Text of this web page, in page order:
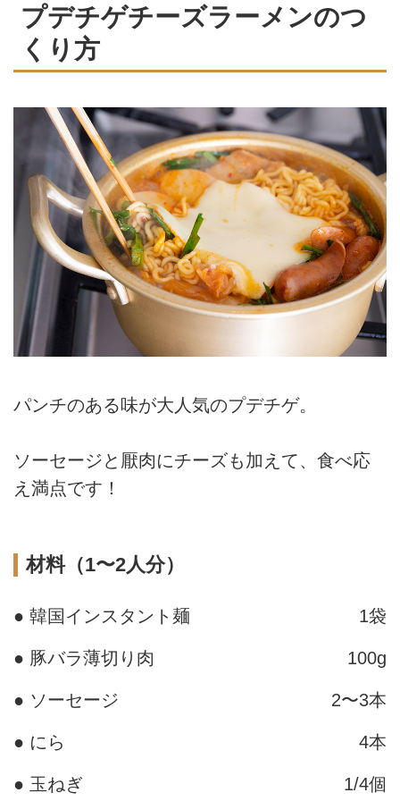
プデチゲチーズラーメンのつ
くり方
パンチのある味が大人気のプデチゲ。
ソーセージと厭肉にチーズも加えて、食べ応
え満点です！
材料（1〜2人分）
● 韓国インスタント麺 1袋
● 豚バラ薄切り肉 100g
● ソーセージ 2〜3本
● にら 4本
● 玉ねぎ 1/4個